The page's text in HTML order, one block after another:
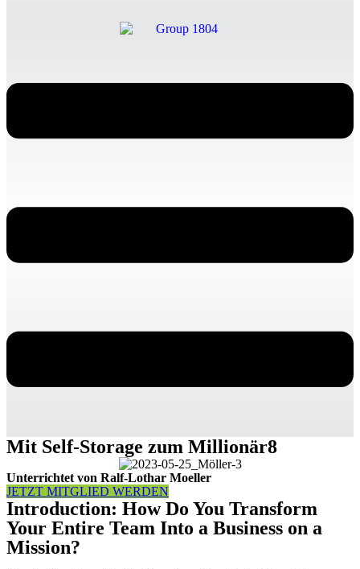
Mit Self-Storage zum Millionär8
Unterrichtet von Ralf-Lothar Moeller
JETZT MITGLIED WERDEN
Introduction: How Do You Transform
Your Entire Team Into a Business on a
Mission?